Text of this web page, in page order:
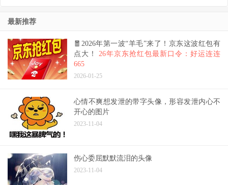
最新推荐
🧧2026年第一波“羊毛”来了！京东这波红包有
点大！ 26年京东抢红包最新口令：好运连连
665
2026-01-25
心情不爽想发泄的带字头像，形容发泄内心不
开心的图片
2023-11-04
伤心委屈默默流泪的头像
2023-11-04